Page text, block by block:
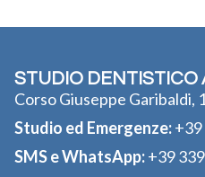
STUDIO DENTISTICO
Corso Giuseppe Garibaldi,
Studio ed Emergenze:
SMS e WhatsApp:+39